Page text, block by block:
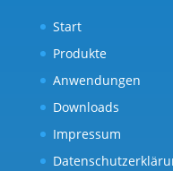
Start
Produkte
Anwendungen
Downloads
Impressum